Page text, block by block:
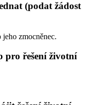
(podat žádost
zmocněnec.
pro řešení životní